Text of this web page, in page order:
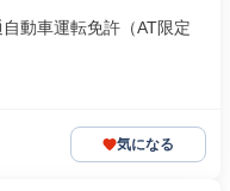
動車運転免許（AT限定
気になる